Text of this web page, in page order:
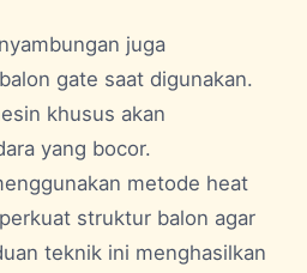
juga
gate saat digunakan.
khusus akan
yang bocor.
metode heat
struktur balon agar
teknik ini menghasilkan